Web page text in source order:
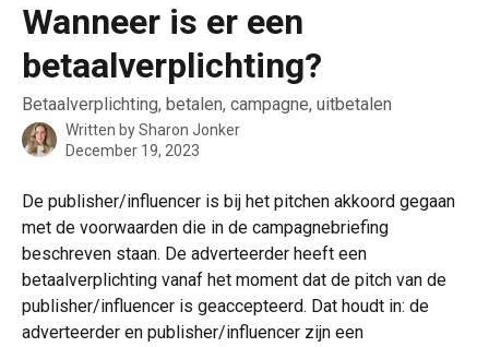
Wanneer is er een
betaalverplichting?
Betaalverplichting, betalen, campagne, uitbetalen
Written bySharon Jonker
December 19, 2023
De publisher/influencer is bij het pitchen akkoord gegaan
met de voorwaarden die in de campagnebriefing
beschreven staan. De adverteerder heeft een
betaalverplichting vanaf het moment dat de pitch van de
publisher/influencer is geaccepteerd. Dat houdt in: de
adverteerder en publisher/influencer zijn een